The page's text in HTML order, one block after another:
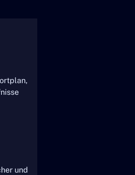
und